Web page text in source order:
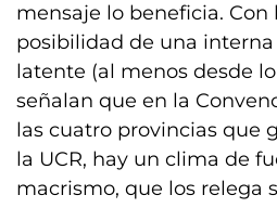
mensaje lo beneficia. Con
posibilidad de una
latente (al menos desde
señalan que en la
las cuatro provincias que
la UCR, hay un clima de
macrismo, que los relega